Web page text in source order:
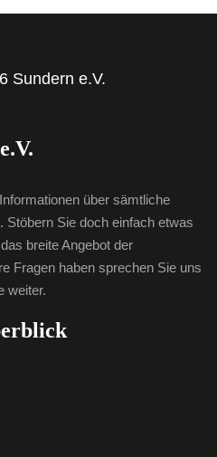
über sämtliche
Stöbern Sie doch einfach etwas
breite Angebot der
Fragen haben sprechen Sie uns
weiter.